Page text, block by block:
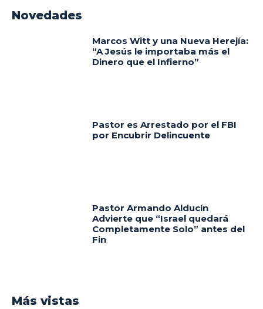
Novedades
Marcos Witt y una Nueva Herejía:
“A Jesús le importaba más el
Dinero que el Infierno”
Pastor es Arrestado por el FBI
por Encubrir Delincuente
Pastor Armando Alducín
Advierte que “Israel quedará
Completamente Solo” antes del
Fin
Más vistas